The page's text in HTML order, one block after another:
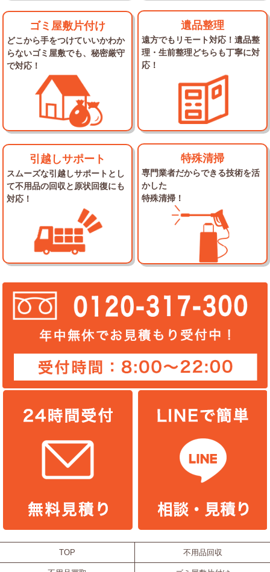
ゴミ屋敷片付け
どこから手をつけていいかわか
らないゴミ屋敷でも、秘密厳守
で対応！
遺品整理
遠方でもリモート対応！遺品整
理・生前整理どちらも丁寧に対
応！
引越しサポート
スムーズな引越しサポートとし
て不用品の回収と原状回復にも
対応！
特殊清掃
専門業者だからできる技術を活
かした
特殊清掃！
TOP 不用品回収